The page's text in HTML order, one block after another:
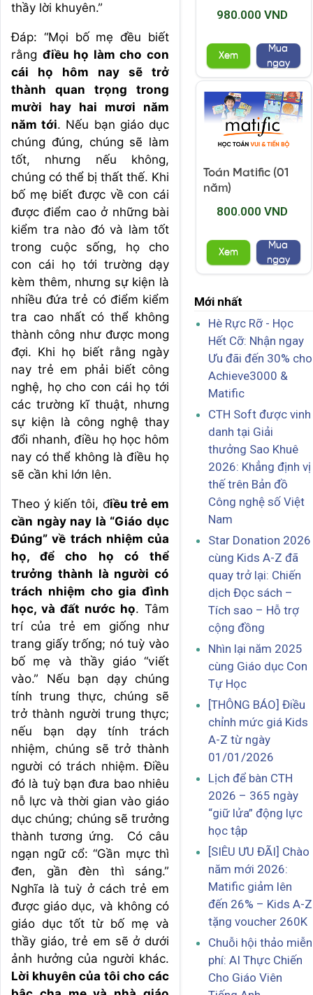
thầy lời khuyên.”
Đáp: “Mọi bố mẹ đều biết
rằng điều họ làm cho con
cái họ hôm nay sẽ trở
thành quan trọng trong
mười hay hai mươi năm
năm tới. Nếu bạn giáo dục
chúng đúng, chúng sẽ làm
tốt, nhưng nếu không,
chúng có thể bị thất thế. Khi
bố mẹ biết được về con cái
được điểm cao ở những bài
kiểm tra nào đó và làm tốt
trong cuộc sống, họ cho
con cái họ tới trường dạy
kèm thêm, nhưng sự kiện là
nhiều đứa trẻ có điểm kiểm
tra cao nhất có thể không
thành công như được mong
đợi. Khi họ biết rằng ngày
nay trẻ em phải biết công
nghệ, họ cho con cái họ tới
các trường kĩ thuật, nhưng
sự kiện là công nghệ thay
đổi nhanh, điều họ học hôm
nay có thể không là điều họ
sẽ cần khi lớn lên.
Theo ý kiến tôi, điều trẻ em
cần ngày nay là “Giáo dục
Đúng” về trách nhiệm của
họ, để cho họ có thể
trưởng thành là người có
trách nhiệm cho gia đình
học, và đất nước họ. Tâm
trí của trẻ em giống như
trang giấy trống; nó tuỳ vào
bố mẹ và thầy giáo “viết
vào.” Nếu bạn dạy chúng
tính trung thực, chúng sẽ
trở thành người trung thực;
nếu bạn dạy tính trách
nhiệm, chúng sẽ trở thành
người có trách nhiệm. Điều
đó là tuỳ bạn đưa bao nhiêu
nỗ lực và thời gian vào giáo
dục chúng; chúng sẽ trưởng
thành tương ứng. Có câu
ngạn ngữ cổ: “Gần mực thì
đen, gần đèn thì sáng.”
Nghĩa là tuỳ ở cách trẻ em
được giáo dục, và không có
giáo dục tốt từ bố mẹ và
thầy giáo, trẻ em sẽ ở dưới
ảnh hưởng của người khác.
Lời khuyên của tôi cho các
980.000 VND
Xem
Mua
ngay
Toán Matific (01
năm)
800.000 VND
Xem
Mua
ngay
Mới nhất
Hè Rực Rỡ - Học
Hết Cỡ: Nhận ngay
Ưu đãi đến 30% cho
Achieve3000 &
Matific
CTH Soft được vinh
danh tại Giải
thưởng Sao Khuê
2026: Khẳng định vị
thế trên Bản đồ
Công nghệ số Việt
Nam
Star Donation 2026
cùng Kids A-Z đã
quay trở lại: Chiến
dịch Đọc sách –
Tích sao – Hỗ trợ
cộng đồng
Nhìn lại năm 2025
cùng Giáo dục Con
Tự Học
[THÔNG BÁO] Điều
chỉnh mức giá Kids
A-Z từ ngày
01/01/2026
Lịch để bàn CTH
2026 – 365 ngày
“giữ lửa” động lực
học tập
[SIÊU ƯU ĐÃI] Chào
năm mới 2026:
Matific giảm lên
đến 26% – Kids A-Z
tặng voucher 260K
Chuỗi hội thảo miễn
phí: AI Thực Chiến
Cho Giáo Viên